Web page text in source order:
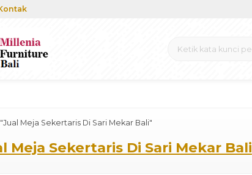
Meja Sekertaris Di Sari Mekar Bali"
Meja Sekertaris Di Sari Mekar Bali